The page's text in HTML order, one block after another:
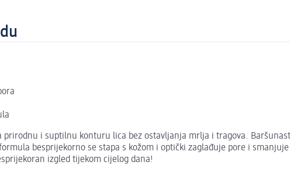
prirodnu i suptilnu konturu lica bez ostavljanja mrlja i tragova.
besprijekorno se stapa s kožom i optički zaglađuje pore i
izgled tijekom cijelog dana!